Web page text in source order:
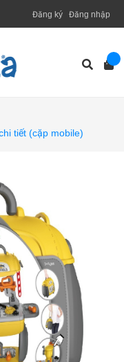
Đăng ký Đăng nhập
tiết (cặp mobile)